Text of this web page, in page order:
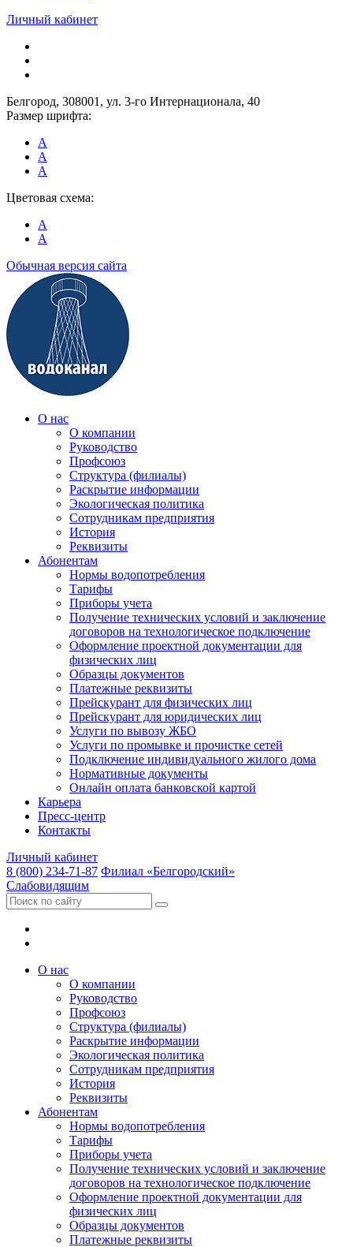
Личный кабинет
Белгород, 308001, ул. 3-го Интернационала, 40
Размер шрифта:
A
A
A
Цветовая схема:
A
A
Обычная версия сайта
О нас
О компании
Руководство
Профсоюз
Структура (филиалы)
Раскрытие информации
Экологическая политика
Сотрудникам предприятия
История
Реквизиты
Абонентам
Нормы водопотребления
Тарифы
Приборы учета
Получение технических условий и заключение
договоров на технологическое подключение
Оформление проектной документации для
физических лиц
Образцы документов
Платежные реквизиты
Прейскурант для физических лиц
Прейскурант для юридических лиц
Услуги по вывозу ЖБО
Услуги по промывке и прочистке сетей
Подключение индивидуального жилого дома
Нормативные документы
Онлайн оплата банковской картой
Карьера
Пресс-центр
Контакты
Личный кабинет
8 (800) 234-71-87 Филиал «Белгородский»
Слабовидящим
О нас
О компании
Руководство
Профсоюз
Структура (филиалы)
Раскрытие информации
Экологическая политика
Сотрудникам предприятия
История
Реквизиты
Абонентам
Нормы водопотребления
Тарифы
Приборы учета
Получение технических условий и заключение
договоров на технологическое подключение
Оформление проектной документации для
физических лиц
Образцы документов
Платежные реквизиты